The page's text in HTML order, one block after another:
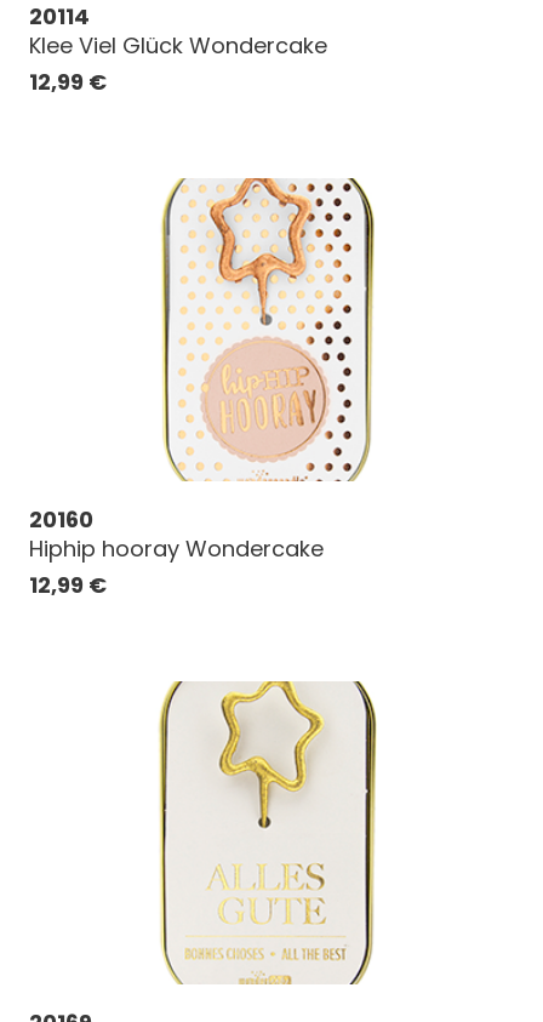
20114
Klee Viel Glück Wondercake
12,99 €
20160
Hiphip hooray Wondercake
12,99 €